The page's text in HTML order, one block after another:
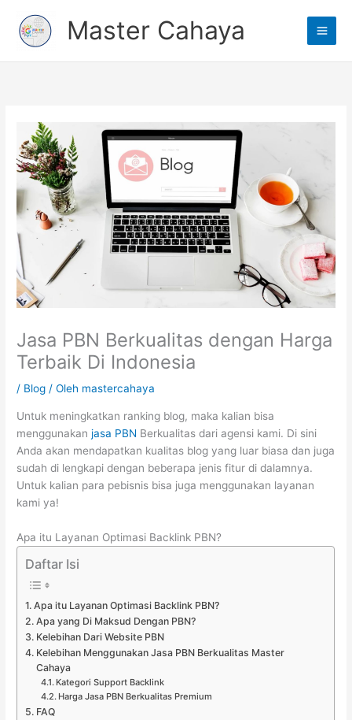
konten
Master Cahaya
Main
Jasa PBN Berkualitas dengan Harga
Terbaik Di Indonesia
/ Blog / Oleh mastercahaya
Untuk meningkatkan ranking blog, maka kalian bisa
menggunakanjasa PBN Berkualitas dari agensi kami. Di sini
Anda akan mendapatkan kualitas blog yang luar biasa dan juga
sudah di lengkapi dengan beberapa jenis fitur di dalamnya.
Untuk kalian para pebisnis bisa juga menggunakan layanan
kami ya!
Apa itu Layanan Optimasi Backlink PBN?
Daftar Isi
Apa itu Layanan Optimasi Backlink PBN?
Apa yang Di Maksud Dengan PBN?
Kelebihan Dari Website PBN
Kelebihan Menggunakan Jasa PBN Berkualitas Master
Cahaya
Kategori Support Backlink
Harga Jasa PBN Berkualitas Premium
FAQ